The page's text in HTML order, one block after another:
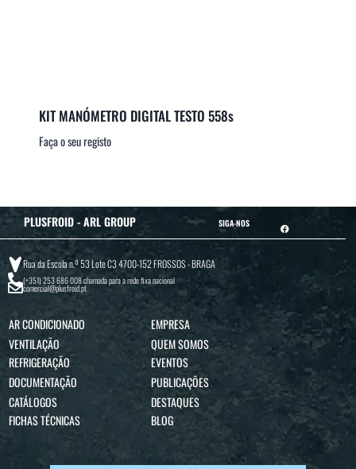
KIT MANÓMETRO DIGITAL TESTO 558s
Faça o seu registo
PLUSFROID - ARL GROUP SIGA-NOS
Rua da Escola n.º 53 Lote C3 4700-152 FROSSOS - BRAGA
(+351) 253 686 008chamada para a rede fixa nacional
comercial@plusfroid.pt
AR CONDICIONADO
VENTILAÇÃO
REFRIGERAÇÃO
EMPRESA
QUEM SOMOS
EVENTOS
DOCUMENTAÇÃO
CATÁLOGOS
FICHAS TÉCNICAS
PUBLICAÇÕES
DESTAQUES
BLOG